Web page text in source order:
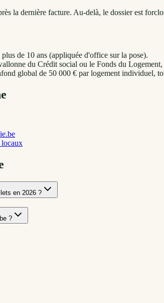
la dernière facture. Au-delà, le dossier est
de 10 ans (appliquée d'office sur la pose).
du Crédit social ou le Fonds du
global de 50 000 € par logement individuel,
locaux
en 2026 ?
?